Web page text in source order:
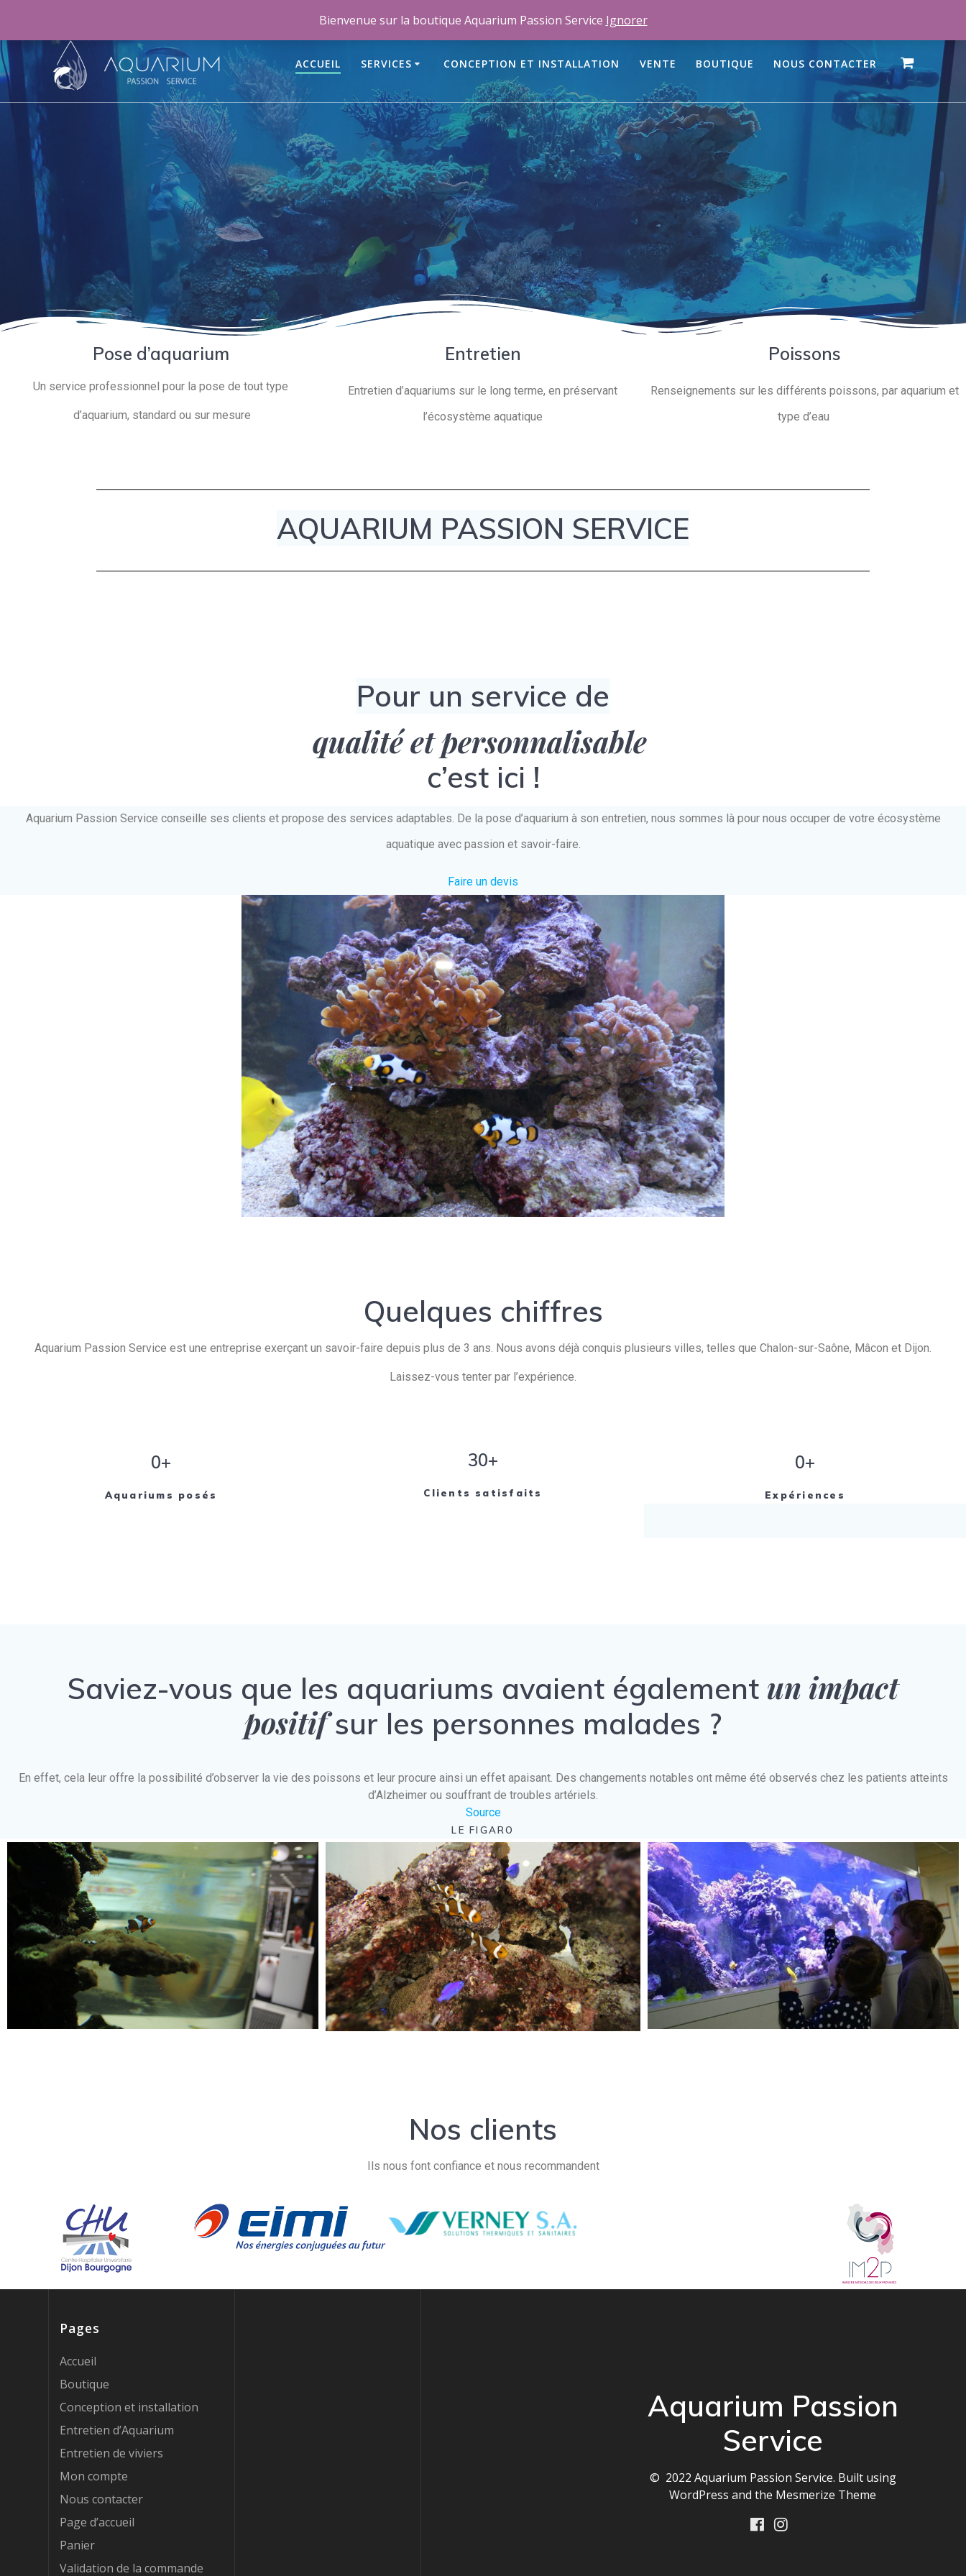
aquariumpassionservice@gmail.com
ACCUEIL SERVICES CONCEPTION ET INSTALLATION VENTE BOUTIQUE NOUS CONTACTER
Pose d’aquarium
Un service professionnel pour la pose de tout type
d’aquarium, standard ou sur mesure
Entretien
Entretien d’aquariums sur le long terme, en préservant
l’écosystème aquatique
Poissons
Renseignements sur les différents poissons, par aquarium et
type d’eau
AQUARIUM PASSION SERVICE
Pour un service de
qualité et personnalisable
c’est ici !
Aquarium Passion Service conseille ses clients et propose des services adaptables. De la pose d’aquarium à son entretien, nous sommes là pour nous occuper de votre écosystème
aquatique avec passion et savoir-faire.
Faire un devis
Quelques chiffres
Aquarium Passion Service est une entreprise exerçant un savoir-faire depuis plus de 3 ans. Nous avons déjà conquis plusieurs villes, telles que Chalon-sur-Saône, Mâcon et Dijon.
Laissez-vous tenter par l’expérience.
0+
Aquariums posés
30+
Clients satisfaits
0+
Expériences
Saviez-vous que les aquariums avaient également un impact
positifsur les personnes malades ?
En effet, cela leur offre la possibilité d’observer la vie des poissons et leur procure ainsi un effet apaisant. Des changements notables ont même été observés chez les patients atteints
d’Alzheimer ou souffrant de troubles artériels.
Source
LE FIGARO
Nos clients
Ils nous font confiance et nous recommandent
Pages
Accueil
Boutique
Conception et installation
Entretien d’Aquarium
Entretien de viviers
Mon compte
Nous contacter
Page d’accueil
Panier
Validation de la commande
Aquarium Passion
Service
© 2022 Aquarium Passion Service. Built using
WordPress and the Mesmerize Theme
Bienvenue sur la boutique Aquarium Passion Service Ignorer